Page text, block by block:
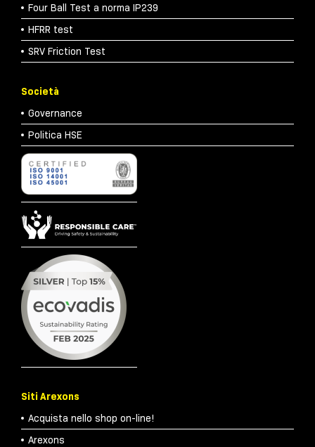
Four Ball Test a norma IP239
HFRR test
SRV Friction Test
Società
Governance
Politica HSE
Siti Arexons
Acquista nello shop on-line!
Arexons